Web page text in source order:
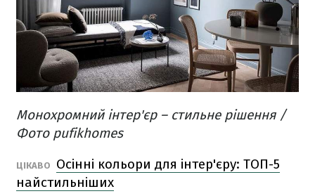
Монохромний інтер'єр – стильне рішення /
Фото pufikhomes
ЦІКАВО
Осінні кольори для інтер'єру: ТОП-5
найстильніших